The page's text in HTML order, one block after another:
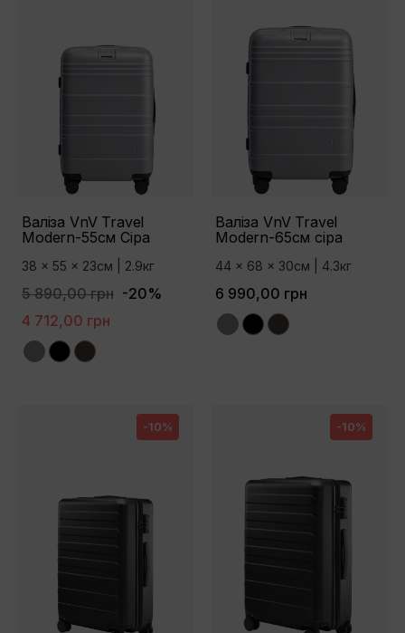
Валіза VnV Travel
Modern-55см Сіра
38 x 55 x 23см | 2.9кг
5 890,00 грн -20%
4 712,00 грн
GreyBlackBrown
Валіза VnV Travel
Modern-65см сіра
44 x 68 x 30см | 4.3кг
6 990,00 грн
GreyBlackBrown
-10% -10%